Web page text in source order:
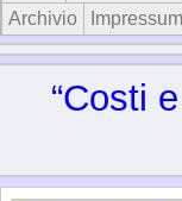
Archivio
Impressum
“Costi